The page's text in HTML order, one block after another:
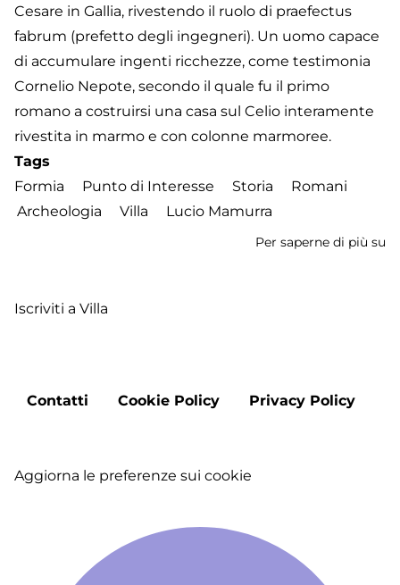
Cesare in Gallia, rivestendo il ruolo di praefectus
fabrum (prefetto degli ingegneri). Un uomo capace
di accumulare ingenti ricchezze, come testimonia
Cornelio Nepote, secondo il quale fu il primo
romano a costruirsi una casa sul Celio interamente
rivestita in marmo e con colonne marmoree.
Tags
Formia
Punto di Interesse Storia
Romani
Archeologia
Villa Lucio Mamurra
Per saperne di più su
Iscriviti a Villa
Footer
Contatti Cookie Policy Privacy Policy
Aggiorna le preferenze sui cookie